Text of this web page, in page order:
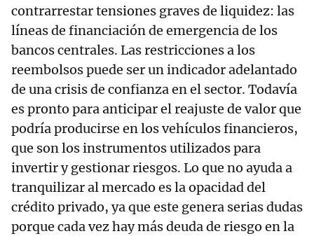
contrarrestar tensiones graves de liquidez: las
líneas de financiación de emergencia de los
bancos centrales. Las restricciones a los
reembolsos puede ser un indicador adelantado
de una crisis de confianza en el sector. Todavía
es pronto para anticipar el reajuste de valor que
podría producirse en los vehículos financieros,
que son los instrumentos utilizados para
invertir y gestionar riesgos. Lo que no ayuda a
tranquilizar al mercado es la opacidad del
crédito privado, ya que este genera serias dudas
porque cada vez hay más deuda de riesgo en la